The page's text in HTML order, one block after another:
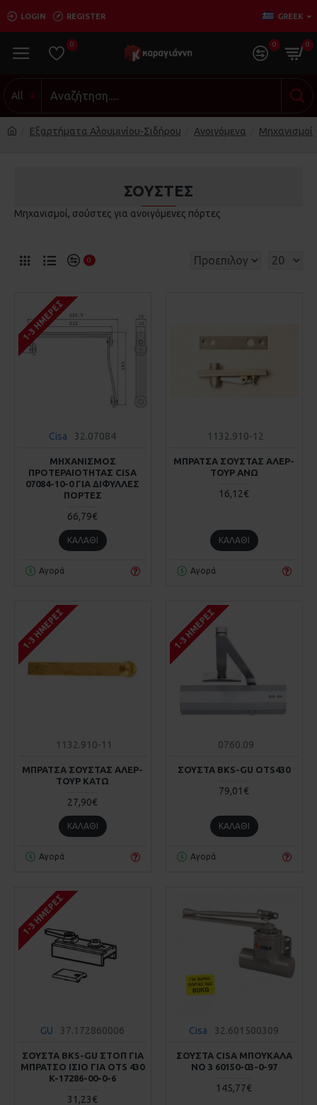
LOGIN REGISTER GREEK
0 0 0
All
Εξαρτήματα Αλουμινίου-Σιδήρου Ανοιγόμενα Μηχανισμοί
ΣΟΎΣΤΕΣ
Μηχανισμοί, σούστες για ανοιγόμενες πόρτες
0
1-3 ΗΜΈΡΕΣ
Cisa 32.07084
ΜΗΧΑΝΙΣΜΟΣ
ΠΡΟΤΕΡΑΙΟΤΗΤΑΣ CISA
07084-10-0 ΓΙΑ ΔΙΦΥΛΛΕΣ
ΠΟΡΤΕΣ
66,79€
ΚΑΛΆΘΙ
Αγορά
1132.910-12
ΜΠΡΑΤΣΑ ΣΟΥΣΤΑΣ ΑΛΕΡ-
ΤΟΥΡ ΑΝΩ
16,12€
ΚΑΛΆΘΙ
Αγορά
1-3 ΗΜΈΡΕΣ
1132.910-11
ΜΠΡΑΤΣΑ ΣΟΥΣΤΑΣ ΑΛΕΡ-
ΤΟΥΡ ΚΑΤΩ
27,90€
ΚΑΛΆΘΙ
Αγορά
1-3 ΗΜΈΡΕΣ
0760.09
ΣΟΥΣΤΑ BKS-GU OTS430
79,01€
ΚΑΛΆΘΙ
Αγορά
1-3 ΗΜΈΡΕΣ
GU 37.172860006
ΣΟΥΣΤΑ BKS-GU ΣΤΟΠ ΓΙΑ
ΜΠΡΑΤΣΟ ΙΣΙΟ ΓΙΑ OTS 430
K-17286-00-0-6
31,23€
Cisa 32.601500309
ΣΟΥΣΤΑ CISA ΜΠΟΥΚΑΛΑ
ΝΟ 3 60150-03-0-97
145,77€